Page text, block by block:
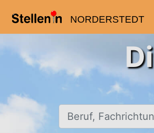
NORDERSTEDT
Beruf, Fachrichtung, Firma